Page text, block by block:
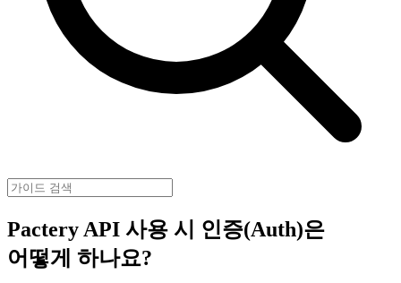
Pactery API 사용 시 인증(Auth)은
어떻게 하나요?